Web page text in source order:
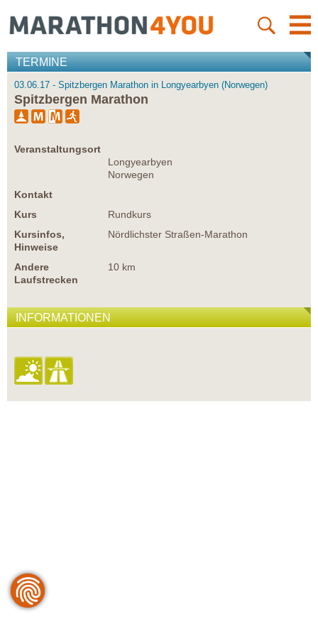
TERMINE
03.06.17 - Spitzbergen Marathon in Longyearbyen (Norwegen)
Spitzbergen Marathon
Veranstaltungsort
Longyearbyen
Norwegen
Kontakt
Kurs
Rundkurs
Kursinfos,
Hinweise
Nördlichster Straßen-Marathon
Andere
Laufstrecken
10 km
INFORMATIONEN